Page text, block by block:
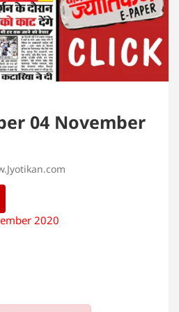
04 November
2020